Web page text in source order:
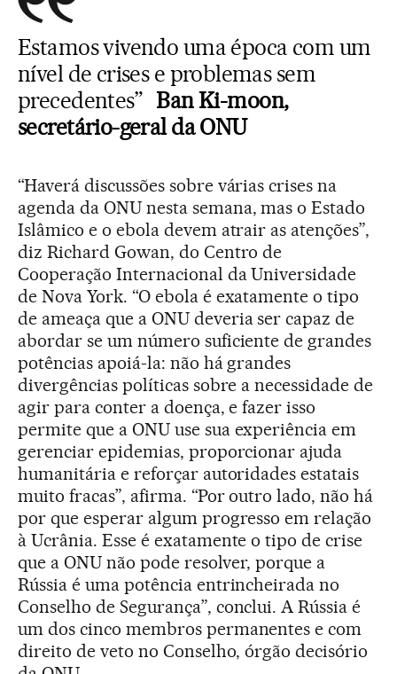
Estamos vivendo uma época com um
nível de crises e problemas sem
precedentes” Ban Ki-moon,
secretário-geral da ONU
“Haverá discussões sobre várias crises na
agenda da ONU nesta semana, mas o Estado
Islâmico e o ebola devem atrair as atenções”,
diz Richard Gowan, do Centro de
Cooperação Internacional da Universidade
de Nova York. “O ebola é exatamente o tipo
de ameaça que a ONU deveria ser capaz de
abordar se um número suficiente de grandes
potências apoiá-la: não há grandes
divergências políticas sobre a necessidade de
agir para conter a doença, e fazer isso
permite que a ONU use sua experiência em
gerenciar epidemias, proporcionar ajuda
humanitária e reforçar autoridades estatais
muito fracas”, afirma. “Por outro lado, não há
por que esperar algum progresso em relação
à Ucrânia. Esse é exatamente o tipo de crise
que a ONU não pode resolver, porque a
Rússia é uma potência entrincheirada no
Conselho de Segurança”, conclui. A Rússia é
um dos cinco membros permanentes e com
direito de veto no Conselho, órgão decisório